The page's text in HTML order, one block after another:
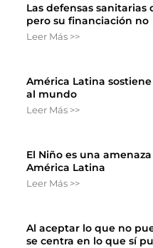
Las defensas
pero su financiación no
Leer Más >>
América Latina
al mundo
Leer Más >>
El Niño es una
América Latina
Leer Más >>
Al aceptar lo que no
se centra en lo que sí